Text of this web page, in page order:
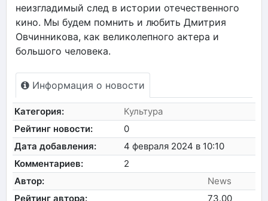
неизгладимый след в истории отечественного
кино. Мы будем помнить и любить Дмитрия
Овчинникова, как великолепного актера и
большого человека.
Информация о новости
Категория:
Культура
Рейтинг новости:
0
Дата добавления:
4 февраля 2024 в 10:10
Комментариев:
2
Автор:
News
Рейтинг автора:
73.00